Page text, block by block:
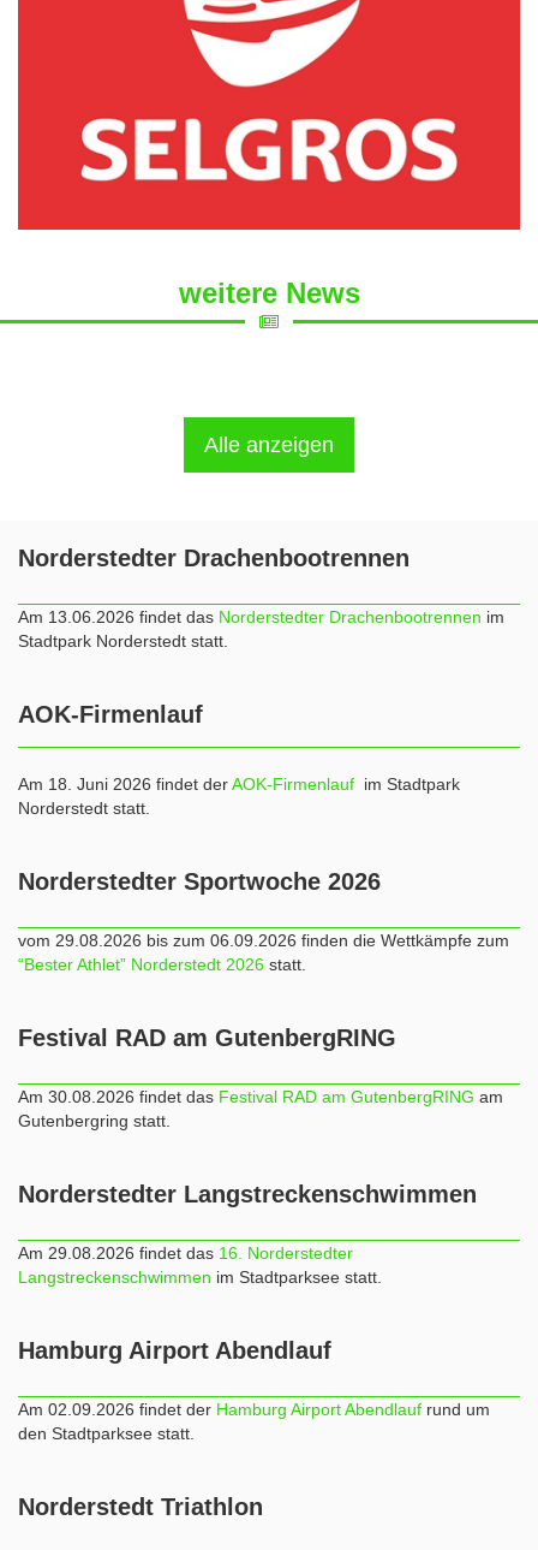
weitere News
Alle anzeigen
Norderstedter Drachenbootrennen
Am 13.06.2026 findet das Norderstedter Drachenbootrennen im
Stadtpark Norderstedt statt.
AOK-Firmenlauf
Am 18. Juni 2026 findet derAOK-Firmenlauf im Stadtpark
Norderstedt statt.
Norderstedter Sportwoche 2026
vom 29.08.2026 bis zum 06.09.2026 finden die Wettkämpfe zum
“Bester Athlet” Norderstedt 2026 statt.
Festival RAD am GutenbergRING
Am 30.08.2026 findet das Festival RAD am GutenbergRING am
Gutenbergring statt.
Norderstedter Langstreckenschwimmen
Am 29.08.2026 findet das 16. Norderstedter
Langstreckenschwimmen im Stadtparksee statt.
Hamburg Airport Abendlauf
Am 02.09.2026 findet der Hamburg Airport Abendlauf rund um
den Stadtparksee statt.
Norderstedt Triathlon